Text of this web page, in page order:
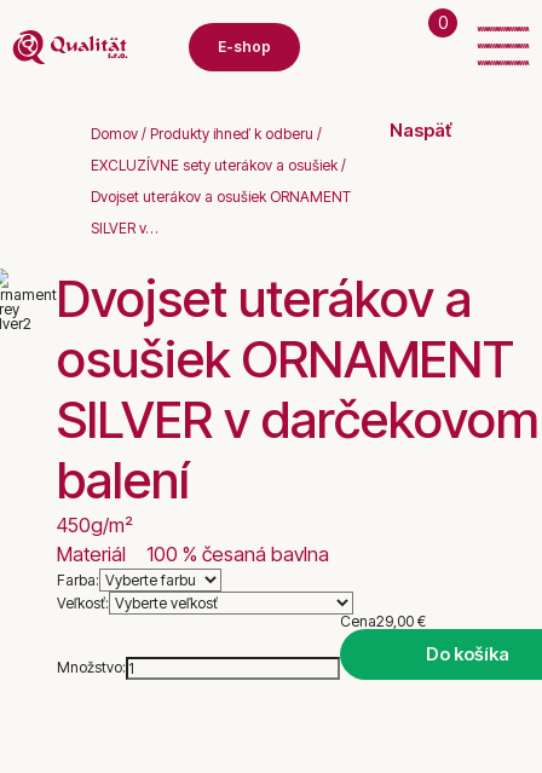
E-shop
0
Domov / Produkty ihneď k odberu /
EXCLUZÍVNE sety uterákov a osušiek /
Dvojset uterákov a osušiek ORNAMENT
SILVER v…
Naspäť
Dvojset uterákov a
osušiek ORNAMENT
SILVER v darčekovom
balení
450g/m²
Materiál
100 % česaná bavlna
Farba:
Veľkosť:
Množstvo:
Cena29,00 €
Do košíka